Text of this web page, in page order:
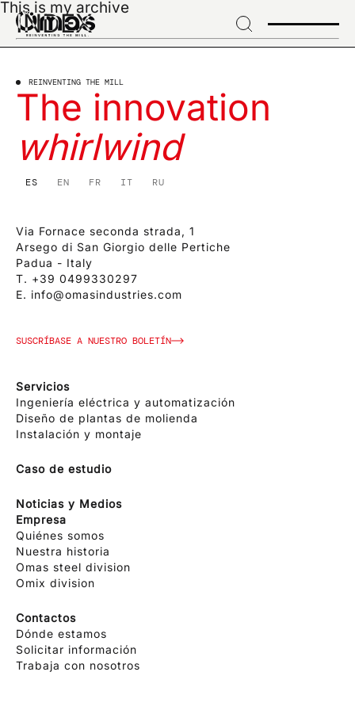
→
Skip
content
This is my archive
INDEX
REINVENTING THE MILL
The innovation
whirlwind
ES EN FR IT RU
Via Fornace seconda strada, 1
Arsego di San Giorgio delle Pertiche
Padua - Italy
T. +39 0499330297
E. info@omasindustries.com
SUSCRÍBASE A NUESTRO BOLETÍN
Servicios
Ingeniería eléctrica y automatización
Diseño de plantas de molienda
Instalación y montaje
Caso de estudio
Noticias y Medios
Empresa
Quiénes somos
Nuestra historia
Omas steel division
Omix division
Contactos
Dónde estamos
Solicitar información
Trabaja con nosotros
Suscríbase para
recibir noticias
exclusivas e
innovaciones del
sector
Confirmo que he leído el aviso sobre el tratamiento
de datos
este sitio y doy mi consentimiento al envío de
comunicaciones promocionales (incluidos boletines